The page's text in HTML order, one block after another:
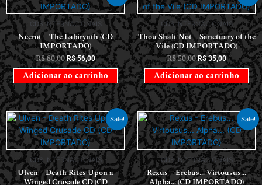
CDS INTERNACIONAIS
Necrot – The Labirynth (CD
IMPORTADO)
R$80,00 R$56,00
Adicionar ao carrinho
CDS INTERNACIONAIS
Thou Shalt Not – Sanctuary of the
Vile (CD IMPORTADO)
R$50,00 R$35,00
Adicionar ao carrinho
Sale!
CDS INTERNACIONAIS
Ulven – Death Rites Upon a
Winged Crusade CD (CD
Sale!
CDS INTERNACIONAIS
Rexus – Erebus… Virtousus…
Alpha… (CD IMPORTADO)